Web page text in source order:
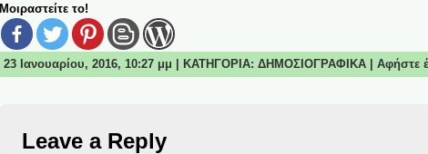
Μοιραστείτε το!
23 Ιανουαρίου, 2016, 10:27 μμ | ΚΑΤΗΓΟΡΙΑ: ΔΗΜΟΣΙΟΓΡΑΦΙΚΑ| Αφήστε
Leave a Reply